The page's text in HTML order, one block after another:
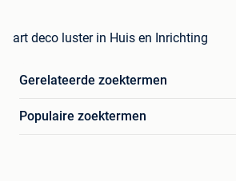
art deco luster in Huis en Inrichting
Gerelateerde zoektermen
Populaire zoektermen